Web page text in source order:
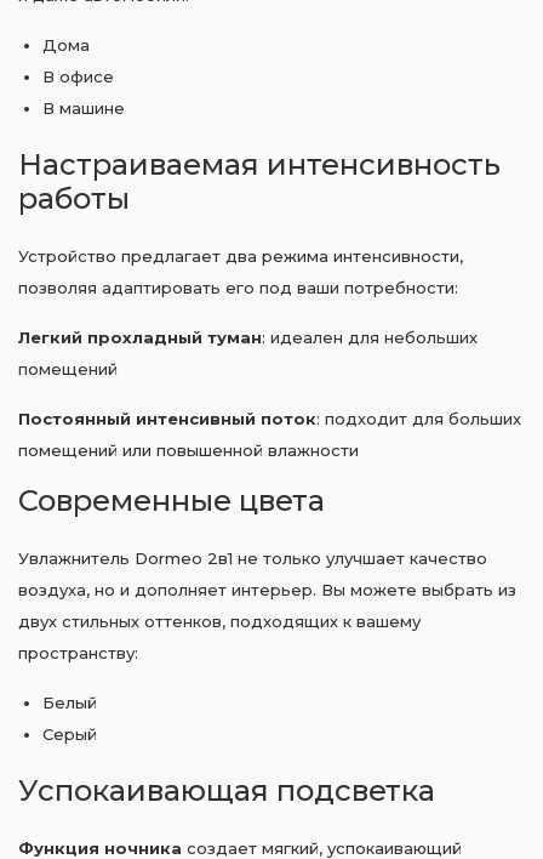
Дома
В офисе
В машине
Настраиваемая интенсивность
работы
Устройство предлагает два режима интенсивности,
позволяя адаптировать его под ваши потребности:
Легкий прохладный туман: идеален для небольших
помещений
Постоянный интенсивный поток: подходит для больших
помещений или повышенной влажности
Современные цвета
Увлажнитель Dormeo 2в1 не только улучшает качество
воздуха, но и дополняет интерьер. Вы можете выбрать из
двух стильных оттенков, подходящих к вашему
пространству:
Белый
Серый
Успокаивающая подсветка
Функция ночника создает мягкий, успокаивающий